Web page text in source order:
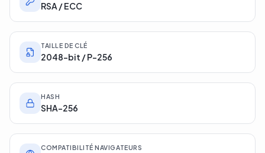
RSA / ECC
TAILLE DE CLÉ
2048-bit / P-256
HASH
SHA-256
COMPATIBILITÉ NAVIGATEURS